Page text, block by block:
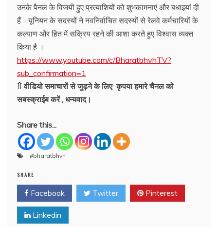
उनके पैनल के विजयी हुए प्रत्याशियों को शुभकामनाएं और बधाइयां दी
हैं ।यूनियन के सदस्यों ने नवनिर्वाचित सदस्यों से रेलवे कर्मचारियों के
कल्याण और हित में सक्रिय रहने की आशा करते हुए विश्वास व्यक्त
किया है ।
https://www.youtube.com/c/BharatbhvhTV?
sub_confirmation=1
⇑ वीडियो समाचारों से जुड़ने के लिए कृपया हमारे चैनल को
सबस्क्राईब करें , धन्यवाद।
Share this...
#bharatbhvh
SHARE
Facebook Twitter Pinterest
Linkedin